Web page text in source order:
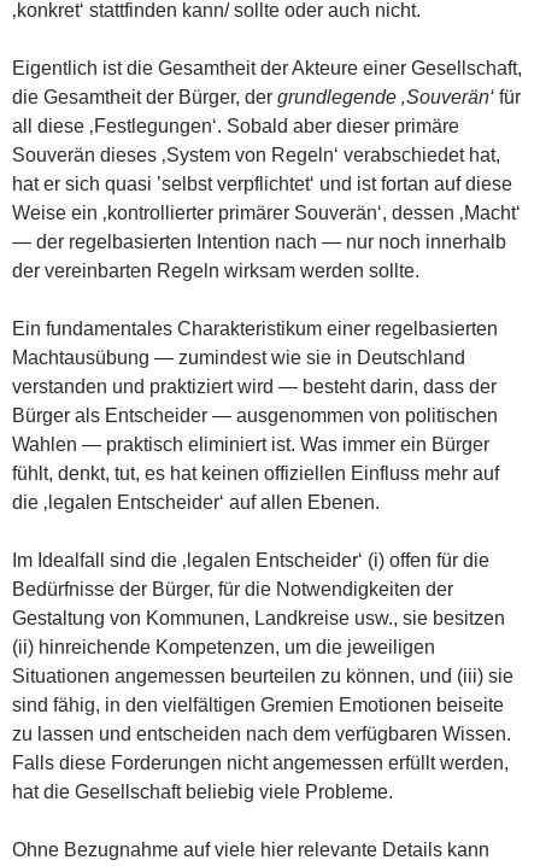
‚konkret‘ stattfinden kann/ sollte oder auch nicht.
Eigentlich ist die Gesamtheit der Akteure einer Gesellschaft,
die Gesamtheit der Bürger, der grundlegende ‚Souverän‘ für
all diese ‚Festlegungen‘. Sobald aber dieser primäre
Souverän dieses ‚System von Regeln‘ verabschiedet hat,
hat er sich quasi ’selbst verpflichtet‘ und ist fortan auf diese
Weise ein ‚kontrollierter primärer Souverän‘, dessen ‚Macht‘
— der regelbasierten Intention nach — nur noch innerhalb
der vereinbarten Regeln wirksam werden sollte.
Ein fundamentales Charakteristikum einer regelbasierten
Machtausübung — zumindest wie sie in Deutschland
verstanden und praktiziert wird — besteht darin, dass der
Bürger als Entscheider — ausgenommen von politischen
Wahlen — praktisch eliminiert ist. Was immer ein Bürger
fühlt, denkt, tut, es hat keinen offiziellen Einfluss mehr auf
die ‚legalen Entscheider‘ auf allen Ebenen.
Im Idealfall sind die ‚legalen Entscheider‘ (i) offen für die
Bedürfnisse der Bürger, für die Notwendigkeiten der
Gestaltung von Kommunen, Landkreise usw., sie besitzen
(ii) hinreichende Kompetenzen, um die jeweiligen
Situationen angemessen beurteilen zu können, und (iii) sie
sind fähig, in den vielfältigen Gremien Emotionen beiseite
zu lassen und entscheiden nach dem verfügbaren Wissen.
Falls diese Forderungen nicht angemessen erfüllt werden,
hat die Gesellschaft beliebig viele Probleme.
Ohne Bezugnahme auf viele hier relevante Details kann